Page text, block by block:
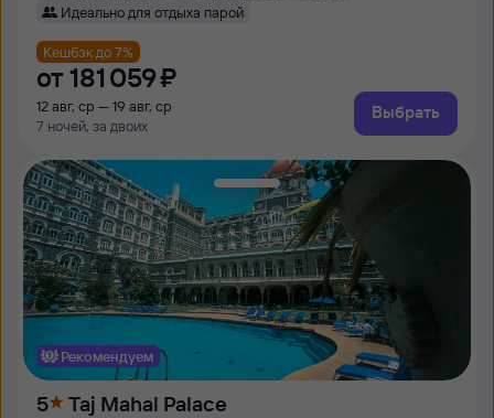
Идеально для отдыха парой
Кешбэк до 7%
от 181 ⁠059 ⁠₽
12 авг, ср — 19 авг, ср
7 ночей, за двоих
Выбрать
Рекомендуем
5 Taj Mahal Palace